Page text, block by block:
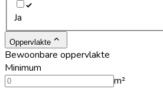
Ja
Oppervlakte
Bewoonbare oppervlakte
Minimum
m²